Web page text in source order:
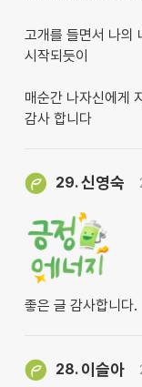
고개를 들면서 나의
시작되듯이
매순간 나자신에게
감사 합니다
29.신영숙
좋은 글 감사합니다.
28. 이슬아